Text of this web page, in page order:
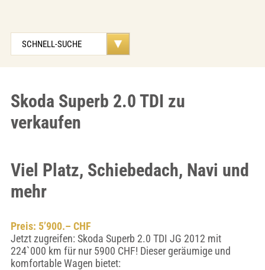
Skoda Superb 2.0 TDI zu
verkaufen
Viel Platz, Schiebedach, Navi und
mehr
Preis: 5’900.– CHF
Jetzt zugreifen: Skoda Superb 2.0 TDI JG 2012 mit
224`000 km für nur 5900 CHF! Dieser geräumige und
komfortable Wagen bietet: